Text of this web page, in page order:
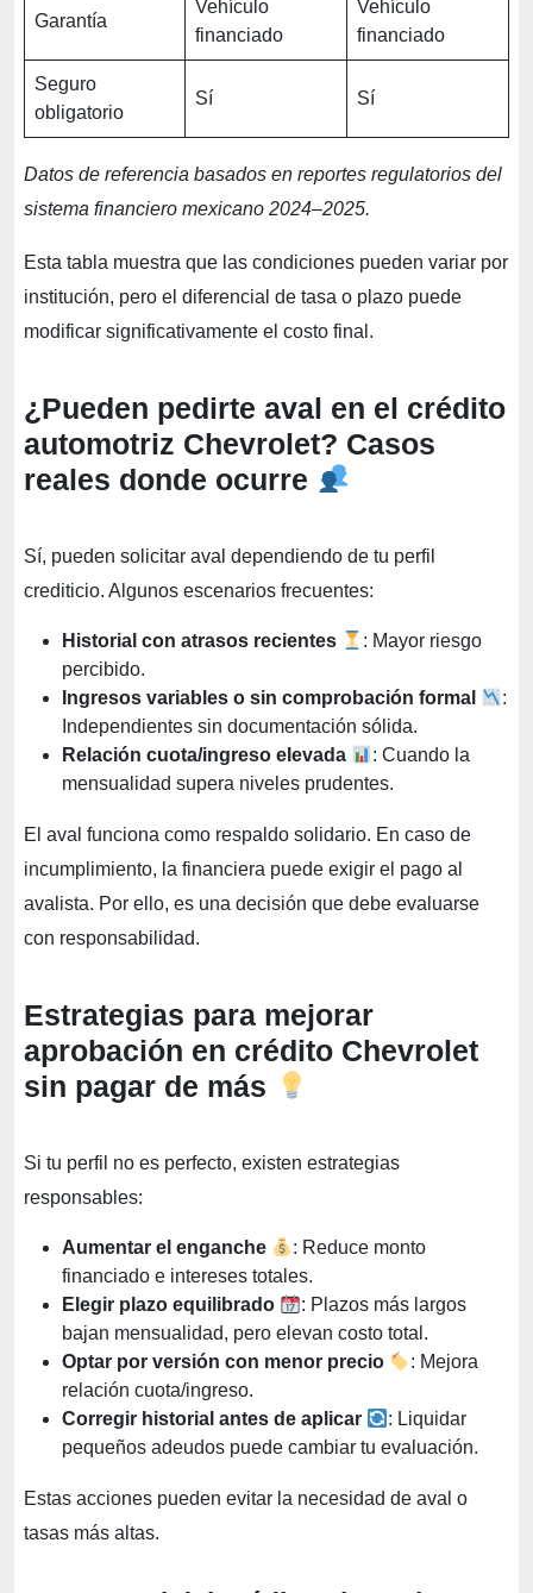
Garantía
Vehículo
financiado
Vehículo
financiado
Seguro
obligatorio
Sí Sí
Datos de referencia basados en reportes regulatorios del
sistema financiero mexicano 2024–2025.
Esta tabla muestra que las condiciones pueden variar por
institución, pero el diferencial de tasa o plazo puede
modificar significativamente el costo final.
¿Pueden pedirte aval en el crédito
automotriz Chevrolet? Casos
reales donde ocurre
Sí, pueden solicitar aval dependiendo de tu perfil
crediticio. Algunos escenarios frecuentes:
Historial con atrasos recientes
: Mayor riesgo
percibido.
Ingresos variables o sin comprobación formal
:
Independientes sin documentación sólida.
Relación cuota/ingreso elevada
: Cuando la
mensualidad supera niveles prudentes.
El aval funciona como respaldo solidario. En caso de
incumplimiento, la financiera puede exigir el pago al
avalista. Por ello, es una decisión que debe evaluarse
con responsabilidad.
Estrategias para mejorar
aprobación en crédito Chevrolet
sin pagar de más
Si tu perfil no es perfecto, existen estrategias
responsables:
Aumentar el enganche
: Reduce monto
financiado e intereses totales.
Elegir plazo equilibrado
: Plazos más largos
bajan mensualidad, pero elevan costo total.
Optar por versión con menor precio
: Mejora
relación cuota/ingreso.
Corregir historial antes de aplicar
: Liquidar
pequeños adeudos puede cambiar tu evaluación.
Estas acciones pueden evitar la necesidad de aval o
tasas más altas.